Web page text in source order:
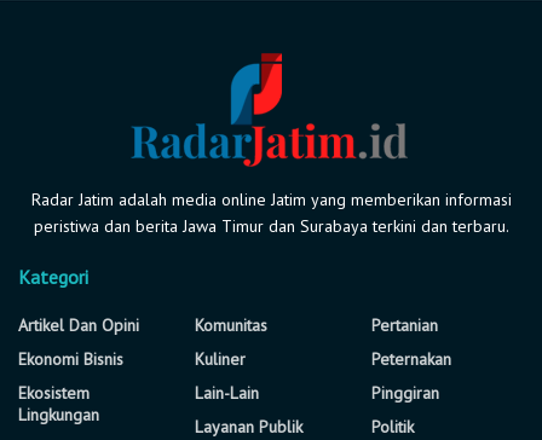
Radar Jatim adalah media online Jatim yang memberikan informasi
peristiwa dan berita Jawa Timur dan Surabaya terkini dan terbaru.
Kategori
Artikel Dan Opini
Ekonomi Bisnis
Ekosistem
Lingkungan
Komunitas
Kuliner
Lain-Lain
Layanan Publik
Pertanian
Peternakan
Pinggiran
Politik